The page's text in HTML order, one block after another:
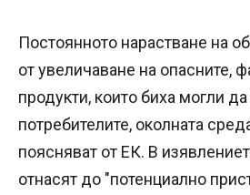
Постоянното нарастване на
от увеличаване на опасните,
продукти, които биха могли
потребителите, околната
поясняват от ЕК. В
отнасят до "потенциално